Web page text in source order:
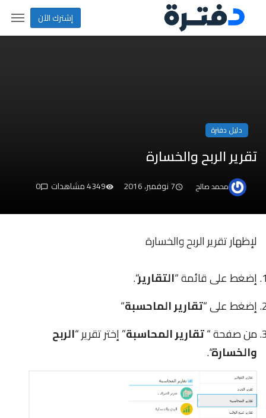
إشترك الآن
دليل دفترة
تقرير الربح والخسارة
محمد صالح 7 نوفمبر، 2016 4349 مشاهدات 0
لإظهار تقرير الربح والخسارة
إضغط على قائمة “التقارير“.
إضغط على “تقاريرالماحسبة“
من صفحة “تقاريرالمحاسبة” إختر تقرير “الربح
والخسارة“.